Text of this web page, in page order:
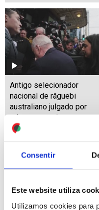
Consentir
Este website utiliza
Utilizamos cookies para
Antigo selecionador
nacional de râguebi
australiano julgado por
crimes sexuais